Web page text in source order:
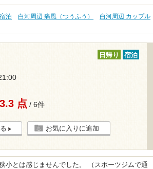
泊 白河周辺 痛風（つうふう）
白河周辺 カップル
日帰り 宿泊
3.3 点 / 6件
お気に入りに追加
とは感じませんでした。 （スポーツジムで通